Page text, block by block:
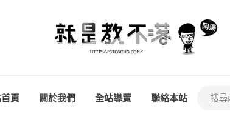
頁 關於我們 全站導覽 聯絡本站